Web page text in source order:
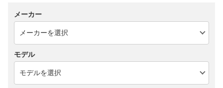
メーカー
モデル